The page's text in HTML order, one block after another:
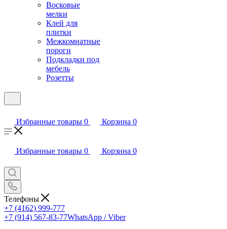
Восковые
мелки
Клей для
плитки
Межкомнатные
пороги
Подкладки под
мебель
Розетты
Избранные товары 0 Корзина 0
Избранные товары 0 Корзина 0
Телефоны
+7 (4162) 999-777
+7 (914) 567-83-77WhatsApp / Viber